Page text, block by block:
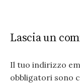
Lascia un
Il tuo indirizzo
obbligatori sono